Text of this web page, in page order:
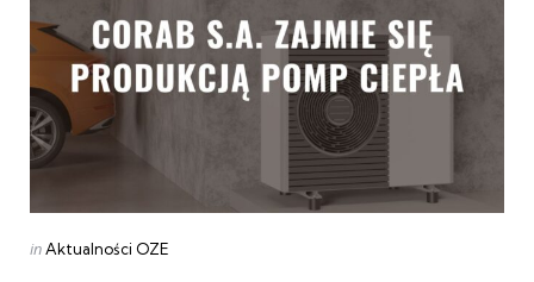
Categories
Posted
inAktualności OZE